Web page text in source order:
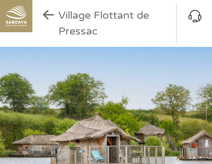
Village Flottant de
Pressac